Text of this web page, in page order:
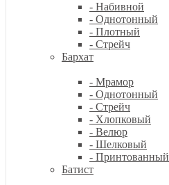
- Набивной
- Однотонный
- Плотный
- Стрейч
Бархат
- Мрамор
- Однотонный
- Стрейч
- Хлопковый
- Велюр
- Шелковый
- Принтованный
Батист